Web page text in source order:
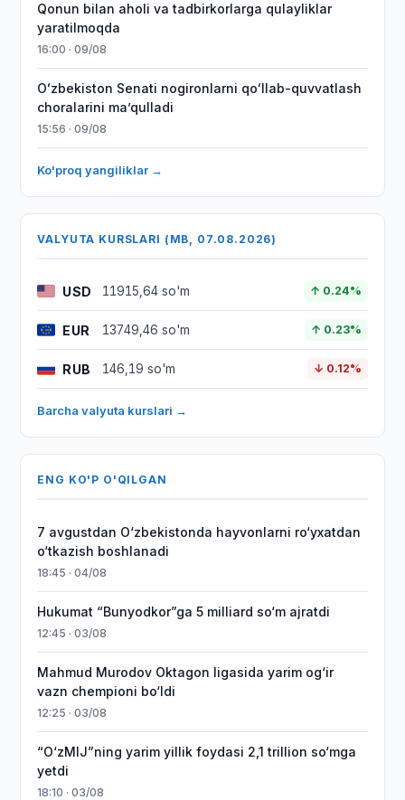
Qonun bilan aholi va tadbirkorlarga qulayliklar
yaratilmoqda
16:00 · 09/08
Oʻzbekiston Senati nogironlarni qoʻllab-quvvatlash
choralarini maʼqulladi
15:56 · 09/08
Ko'proq yangiliklar →
VALYUTA KURSLARI (MB, 07.08.2026)
USD 11915,64 so'm ↑ 0.24%
EUR 13749,46 so'm ↑ 0.23%
RUB 146,19 so'm ↓ 0.12%
Barcha valyuta kurslari →
ENG KO'P O'QILGAN
7 avgustdan O‘zbekistonda hayvonlarni ro‘yxatdan
o‘tkazish boshlanadi
18:45 · 04/08
Hukumat “Bunyodkor”ga 5 milliard so‘m ajratdi
12:45 · 03/08
Mahmud Murodov Oktagon ligasida yarim og‘ir
vazn chempioni bo‘ldi
12:25 · 03/08
“O‘zMIJ”ning yarim yillik foydasi 2,1 trillion so‘mga
yetdi
18:10 · 03/08